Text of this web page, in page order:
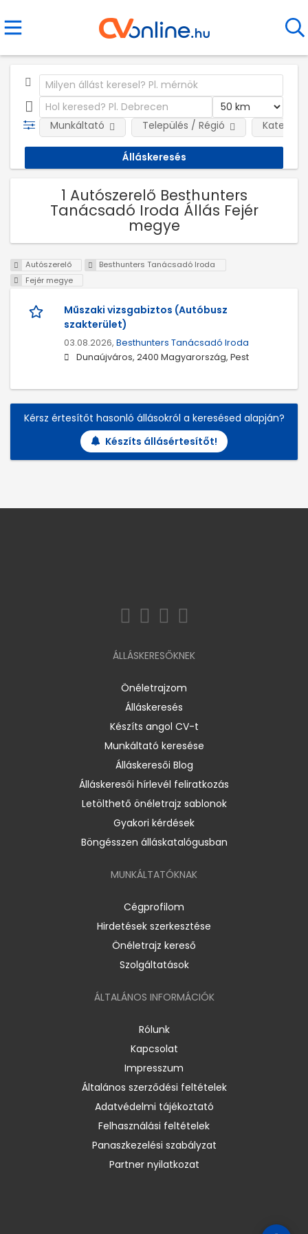
Munkáltató Település / Régió
1 Autószerelő Besthunters
Tanácsadó Iroda Állás Fejér
megye
Autószerelő
Besthunters Tanácsadó Iroda
Fejér megye
Műszaki vizsgabiztos (Autóbusz
szakterület)
03.08.2026, Besthunters Tanácsadó Iroda
Dunaújváros, 2400 Magyarország, Pest
Kérsz értesítőt hasonló állásokról a keresésed alapján?
Készíts állásértesítőt!
ÁLLÁSKERESŐKNEK
Önéletrajzom
Álláskeresés
Készíts angol CV-t
Munkáltató keresése
Álláskeresői Blog
Álláskeresői hírlevél feliratkozás
Letölthető önéletrajz sablonok
Gyakori kérdések
Böngésszen álláskatalógusban
MUNKÁLTATÓKNAK
Cégprofilom
Hirdetések szerkesztése
Önéletrajz kereső
Szolgáltatások
ÁLTALÁNOS INFORMÁCIÓK
Rólunk
Kapcsolat
Impresszum
Általános szerződési feltételek
Adatvédelmi tájékoztató
Felhasználási feltételek
Panaszkezelési szabályzat
Partner nyilatkozat